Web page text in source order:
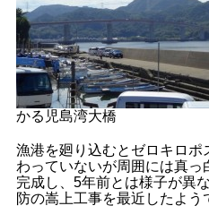
かる児島湾大橋
漁港を廻り込むとゼロキロ
わっていないが周囲には真
完成し、5年前とは様子が異
防の嵩上工事を最近したよう